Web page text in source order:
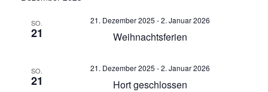
c
t
SO.
21 Weihnachtsferien
21. Dezember 2025 -2. Januar 2026
SO.
21 Hort geschlossen
21. Dezember 2025 -2. Januar 2026